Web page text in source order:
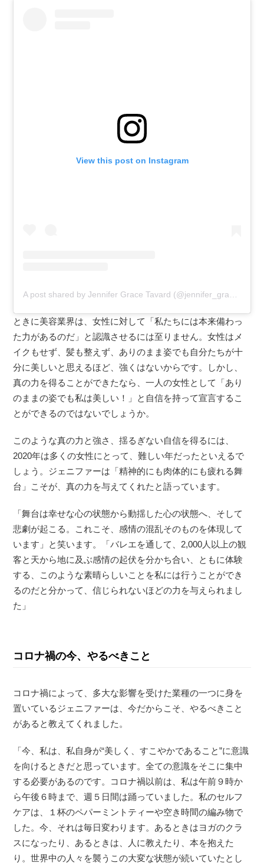
View this post on Instagram
ときに美容業界は、女性に対して「私たちには本来備わっ
た力があるのだ」と認識させるには至りません。女性はメ
イクもせず、髪も整えず、ありのまま姿でも自分たちが十
分に美しいと思えるほど、強くはないからです。しかし、
真の力を得ることができたなら、一人の女性として「あり
のままの姿でも私は美しい！」と自信を持って宣言するこ
とができるのではないでしょうか。
このような真の力と強さ、揺るぎない自信を得るには、
2020年は多くの女性にとって、難しい年だったといえるで
しょう。ジェニファーは「精神的にも肉体的にも疲れる舞
台」こそが、真の力を与えてくれたと語っています。
「舞台は幸せな心の状態から動揺した心の状態へ、そして
悲劇が起こる。これこそ、感情の混乱そのものを体現して
います」と笑います。「バレエを通して、2,000人以上の観
客と天から地に及ぶ感情の起伏を分かち合い、ともに体験
する、このような素晴らしいことを私には行うことができ
るのだと分かって、信じられないほどの力を与えられまし
た」
コロナ禍の今、やるべきこと
コロナ禍によって、多大な影響を受けた業種の一つに身を
置いているジェニファーは、今だからこそ、やるべきこと
があると教えてくれました。
「今、私は、私自身が“美しく、すこやかであること”に意識
を向けるときだと思っています。全ての意識をそこに集中
する必要があるのです。コロナ禍以前は、私は午前９時か
ら午後６時まで、週５日間は踊っていました。私のセルフ
ケアは、１杯のペパーミントティーや空き時間の編み物で
した。今、それは毎日変わります。あるときはヨガのクラ
スになったり、あるときは、人に教えたり、本を抱えた
り。世界中の人々を襲うこの大変な状態が続いていたとし